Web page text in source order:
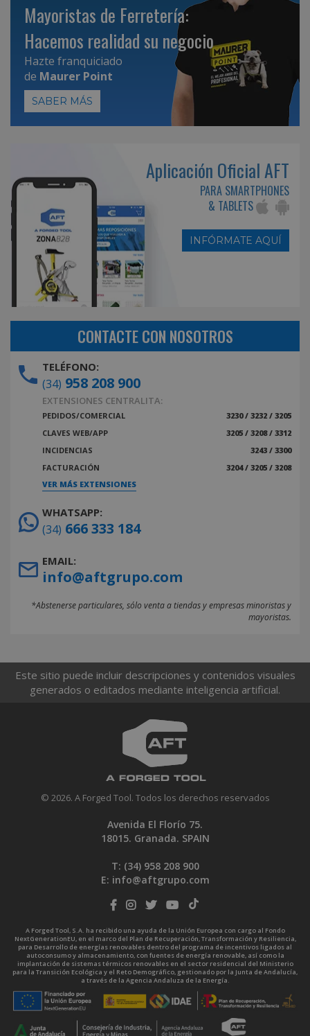
Mayoristas de Ferretería:
Hacemos realidad su negocio
Hazte franquiciado
de Maurer Point
SABER MÁS
Aplicación Oficial AFT
PARA SMARTPHONES
& TABLETS
INFÓRMATE AQUÍ
CONTACTE CON NOSOTROS
TELÉFONO:
(34) 958 208 900
EXTENSIONES CENTRALITA:
PEDIDOS/COMERCIAL
3230 / 3232 / 3205
CLAVES WEB/APP
3205 / 3208 / 3312
INCIDENCIAS
3243 / 3300
FACTURACIÓN
3204 / 3205 / 3208
VER MÁS EXTENSIONES
WHATSAPP:
(34) 666 333 184
EMAIL:
info@aftgrupo.com
*Abstenerse particulares, sólo venta a tiendas y empresas minoristas y
mayoristas.
Este sitio puede incluir descripciones y contenidos visuales
generados o editados mediante inteligencia artificial.
© 2026. A Forged Tool. Todos los derechos reservados
Avenida El Florío 75.
18015. Granada. SPAIN
T: (34) 958 208 900
E: info@aftgrupo.com
A Forged Tool, S.A. ha recibido una ayuda de la Unión Europea con cargo al Fondo
NextGenerationEU, en el marco del Plan de Recuperación, Transformación y Resiliencia,
para Desarrollo de energías renovables dentro del programa de incentivos ligados al
autoconsumo y almacenamiento, con fuentes de energía renovable, así como la
implantación de sistemas térmicos renovables en el sector residencial del Ministerio
para la Transición Ecológica y el Reto Demográfico, gestionado por la Junta de Andalucía,
a través de la Agencia Andaluza de la Energía.